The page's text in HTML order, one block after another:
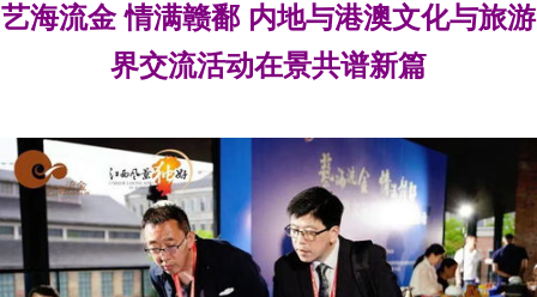
艺海流金 情满赣鄱 内地与港澳文化与旅游
界交流活动在景共谱新篇